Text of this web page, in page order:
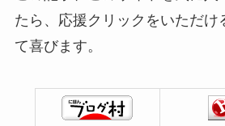
たら、応援クリックをいただけ
て喜びます。